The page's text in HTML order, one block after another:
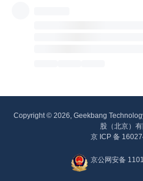
Copyright © 2026, Geekbang
股（北京）有
京 ICP 备
京公网安备